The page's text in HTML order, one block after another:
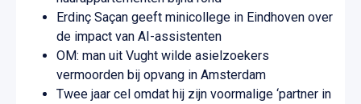
Erdinç Saçan geeft minicollege in Eindhoven over
de impact van AI-assistenten
OM: man uit Vught wilde asielzoekers
vermoorden bij opvang in Amsterdam
Twee jaar cel omdat hij zijn voormalige ‘partner in